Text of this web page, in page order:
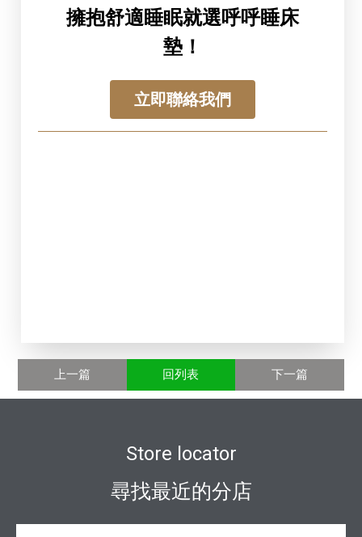
擁抱舒適睡眠就選呼呼睡床
墊！
立即聯絡我們
上一篇 回列表 下一篇
Store locator
尋找最近的分店